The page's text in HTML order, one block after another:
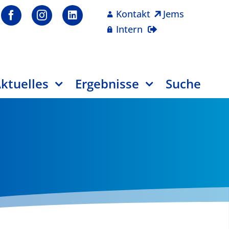
Kontakt
Jems
Intern
Ergebnisse Suche